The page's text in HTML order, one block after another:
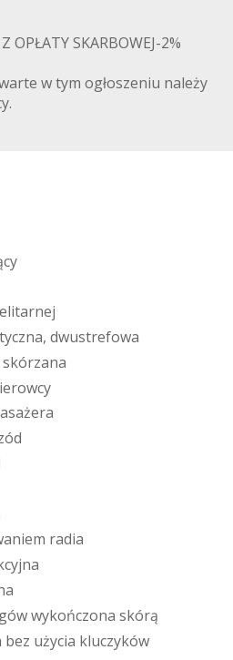
OPŁATY SKARBOWEJ-2%
w tym ogłoszeniu należy
cy
elitarnej
tyczna, dwustrefowa
skórzana
ierowcy
asażera
ód
aniem radia
cyjna
a
gówwykończona skórą
bez użycia kluczyków